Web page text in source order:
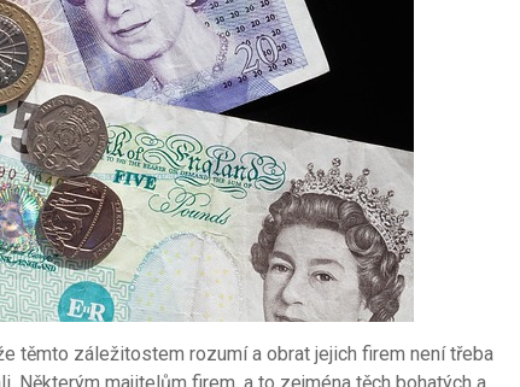
těmto záležitostem rozumí a obrat jejich firem není třeba